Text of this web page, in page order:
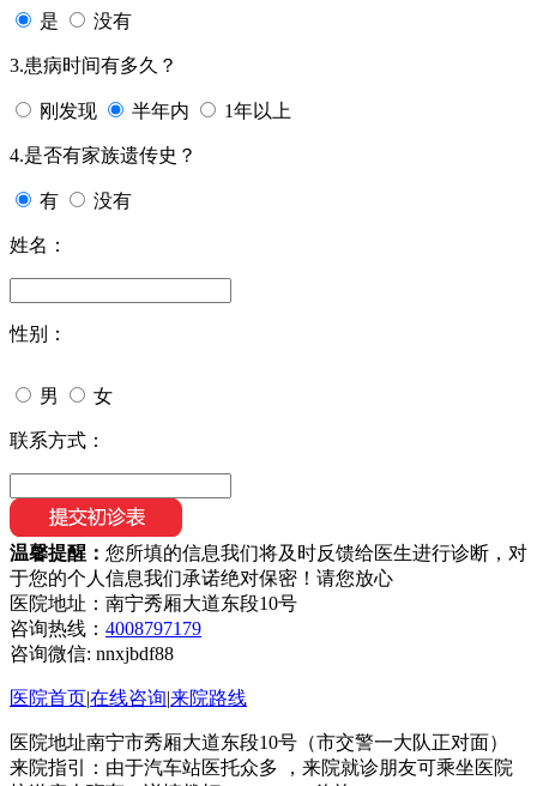
是 没有
3.患病时间有多久？
刚发现 半年内 1年以上
4.是否有家族遗传史？
有 没有
姓名：
性别：
男 女
联系方式：
温馨提醒： 您所填的信息我们将及时反馈给医生进行诊断，对
于您的个人信息我们承诺绝对保密！请您放心
医院地址：南宁秀厢大道东段10号
咨询热线： 4008797179
咨询微信: nnxjbdf88
医院首页|在线咨询|来院路线
医院地址南宁市秀厢大道东段10号（市交警一大队正对面）
来院指引：由于汽车站医托众多 ，来院就诊朋友可乘坐医院